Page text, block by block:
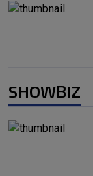
SHOWBIZ